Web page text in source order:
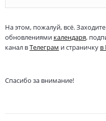
На этом, пожалуй, всё.
обновлениями календаря,
канал вТелеграм и страничку в
Спасибо за внимание!